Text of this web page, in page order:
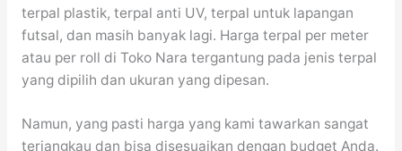
terpal plastik, terpal anti UV, terpal untuk lapangan
futsal, dan masih banyak lagi. Harga terpal per meter
atau per roll di Toko Nara tergantung pada jenis terpal
yang dipilih dan ukuran yang dipesan.
Namun, yang pasti harga yang kami tawarkan sangat
terjangkau dan bisa disesuaikan dengan budget Anda.